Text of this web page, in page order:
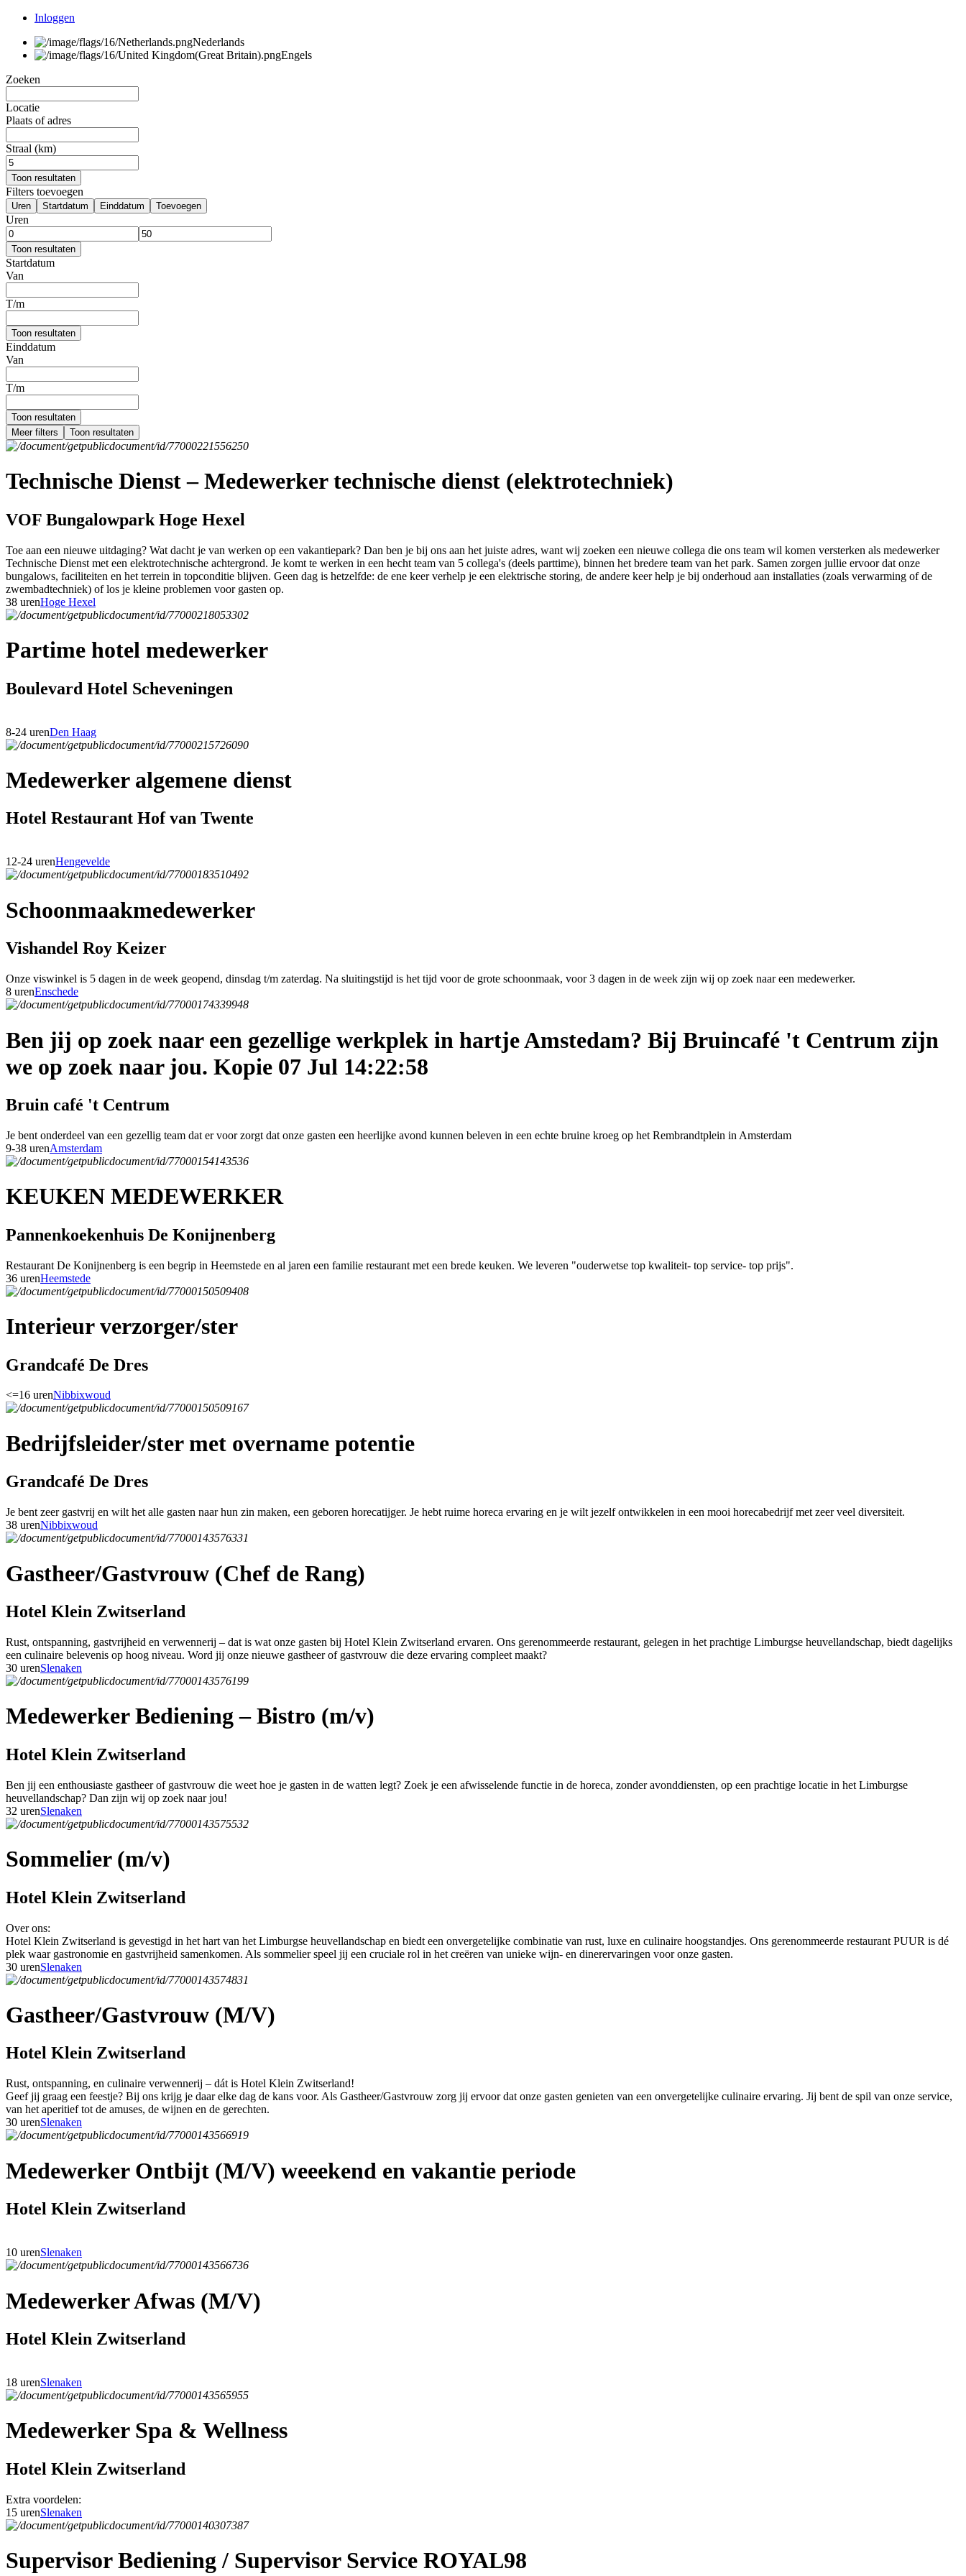
Inloggen
Nederlands
Engels
Zoeken
Locatie
Plaats of adres
Straal (km)
Toon resultaten
Filters toevoegen
Uren Startdatum Einddatum Toevoegen
Uren
Toon resultaten
Startdatum
Van
T/m
Toon resultaten
Einddatum
Van
T/m
Toon resultaten
Meer filters
Toon resultaten
Technische Dienst – Medewerker technische dienst (elektrotechniek)
VOF Bungalowpark Hoge Hexel
Toe aan een nieuwe uitdaging? Wat dacht je van werken op een vakantiepark? Dan ben je bij ons aan het juiste adres, want wij zoeken een nieuwe collega die ons team wil komen versterken als medewerker
Technische Dienst met een elektrotechnische achtergrond. Je komt te werken in een hecht team van 5 collega's (deels parttime), binnen het bredere team van het park. Samen zorgen jullie ervoor dat onze
bungalows, faciliteiten en het terrein in topconditie blijven. Geen dag is hetzelfde: de ene keer verhelp je een elektrische storing, de andere keer help je bij onderhoud aan installaties (zoals verwarming of de
zwembadtechniek) of los je kleine problemen voor gasten op.
38 urenHoge Hexel
Partime hotel medewerker
Boulevard Hotel Scheveningen
8-24 urenDen Haag
Medewerker algemene dienst
Hotel Restaurant Hof van Twente
12-24 urenHengevelde
Schoonmaakmedewerker
Vishandel Roy Keizer
Onze viswinkel is 5 dagen in de week geopend, dinsdag t/m zaterdag. Na sluitingstijd is het tijd voor de grote schoonmaak, voor 3 dagen in de week zijn wij op zoek naar een medewerker.
8 urenEnschede
Ben jij op zoek naar een gezellige werkplek in hartje Amstedam? Bij Bruincafé 't Centrum zijn
we op zoek naar jou. Kopie 07 Jul 14:22:58
Bruin café 't Centrum
Je bent onderdeel van een gezellig team dat er voor zorgt dat onze gasten een heerlijke avond kunnen beleven in een echte bruine kroeg op het Rembrandtplein in Amsterdam
9-38 urenAmsterdam
KEUKEN MEDEWERKER
Pannenkoekenhuis De Konijnenberg
Restaurant De Konijnenberg is een begrip in Heemstede en al jaren een familie restaurant met een brede keuken. We leveren "ouderwetse top kwaliteit- top service- top prijs".
36 urenHeemstede
Interieur verzorger/ster
Grandcafé De Dres
<=16 urenNibbixwoud
Bedrijfsleider/ster met overname potentie
Grandcafé De Dres
Je bent zeer gastvrij en wilt het alle gasten naar hun zin maken, een geboren horecatijger. Je hebt ruime horeca ervaring en je wilt jezelf ontwikkelen in een mooi horecabedrijf met zeer veel diversiteit.
38 urenNibbixwoud
Gastheer/Gastvrouw (Chef de Rang)
Hotel Klein Zwitserland
Rust, ontspanning, gastvrijheid en verwennerij – dat is wat onze gasten bij Hotel Klein Zwitserland ervaren. Ons gerenommeerde restaurant, gelegen in het prachtige Limburgse heuvellandschap, biedt dagelijks
een culinaire belevenis op hoog niveau. Word jij onze nieuwe gastheer of gastvrouw die deze ervaring compleet maakt?
30 urenSlenaken
Medewerker Bediening – Bistro (m/v)
Hotel Klein Zwitserland
Ben jij een enthousiaste gastheer of gastvrouw die weet hoe je gasten in de watten legt? Zoek je een afwisselende functie in de horeca, zonder avonddiensten, op een prachtige locatie in het Limburgse
heuvellandschap? Dan zijn wij op zoek naar jou!
32 urenSlenaken
Sommelier (m/v)
Hotel Klein Zwitserland
Over ons:
Hotel Klein Zwitserland is gevestigd in het hart van het Limburgse heuvellandschap en biedt een onvergetelijke combinatie van rust, luxe en culinaire hoogstandjes. Ons gerenommeerde restaurant PUUR is dé
plek waar gastronomie en gastvrijheid samenkomen. Als sommelier speel jij een cruciale rol in het creëren van unieke wijn- en dinerervaringen voor onze gasten.
30 urenSlenaken
Gastheer/Gastvrouw (M/V)
Hotel Klein Zwitserland
Rust, ontspanning, en culinaire verwennerij – dát is Hotel Klein Zwitserland!
Geef jij graag een feestje? Bij ons krijg je daar elke dag de kans voor. Als Gastheer/Gastvrouw zorg jij ervoor dat onze gasten genieten van een onvergetelijke culinaire ervaring. Jij bent de spil van onze service,
van het aperitief tot de amuses, de wijnen en de gerechten.
30 urenSlenaken
Medewerker Ontbijt (M/V) weeekend en vakantie periode
Hotel Klein Zwitserland
10 urenSlenaken
Medewerker Afwas (M/V)
Hotel Klein Zwitserland
18 urenSlenaken
Medewerker Spa & Wellness
Hotel Klein Zwitserland
Extra voordelen:
15 urenSlenaken
Supervisor Bediening / Supervisor Service ROYAL98